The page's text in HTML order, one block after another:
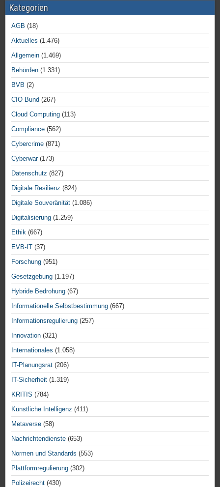
Kategorien
AGB (18)
Aktuelles (1.476)
Allgemein (1.469)
Behörden (1.331)
BVB (2)
CIO-Bund (267)
Cloud Computing (113)
Compliance (562)
Cybercrime (871)
Cyberwar(173)
Datenschutz (827)
Digitale Resilienz (824)
Digitale Souveränität (1.086)
Digitalisierung (1.259)
Ethik (667)
EVB-IT (37)
Forschung (951)
Gesetzgebung (1.197)
Hybride Bedrohung (67)
Informationelle Selbstbestimmung (667)
Informationsregulierung (257)
Innovation (321)
Internationales (1.058)
IT-Planungsrat (206)
IT-Sicherheit (1.319)
KRITIS (784)
Künstliche Intelligenz (411)
Metaverse (58)
Nachrichtendienste (653)
Normen und Standards (553)
Plattformregulierung (302)
Polizeirecht (430)